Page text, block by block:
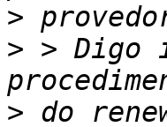
>
> > Digo
> do